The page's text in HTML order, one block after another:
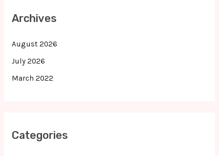
Archives
August 2026
July 2026
March 2022
Categories